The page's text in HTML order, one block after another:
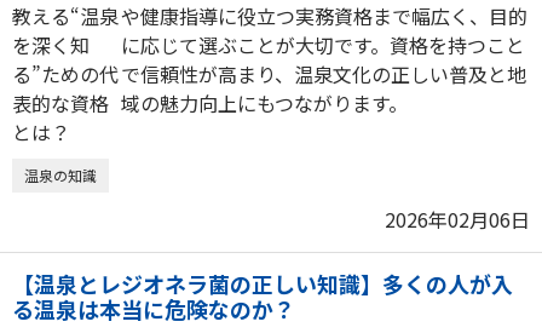
や健康指導に役立つ実務資格まで幅広く、目的
に応じて選ぶことが大切です。資格を持つこと
で信頼性が高まり、温泉文化の正しい普及と地
域の魅力向上にもつながります。
温泉の知識
2026年02月06日
【温泉とレジオネラ菌の正しい知識】多くの人が入
る温泉は本当に危険なのか？